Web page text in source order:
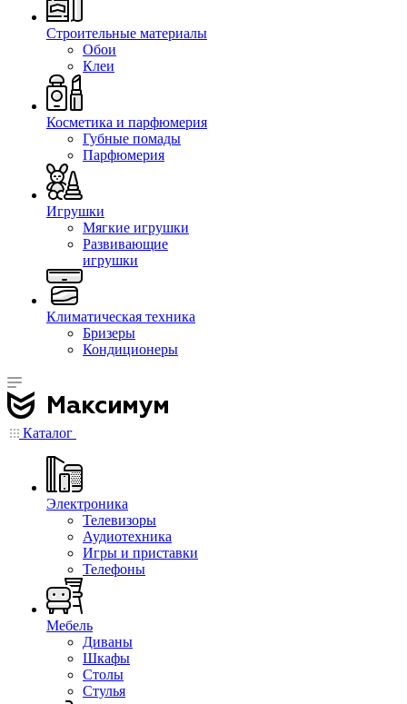
Строительные материалы
Обои
Клеи
Косметика и парфюмерия
Губные помады
Парфюмерия
Игрушки
Мягкие игрушки
Развивающие
игрушки
Климатическая техника
Бризеры
Кондиционеры
Каталог
Электроника
Телевизоры
Аудиотехника
Игры и приставки
Телефоны
Мебель
Диваны
Шкафы
Столы
Стулья